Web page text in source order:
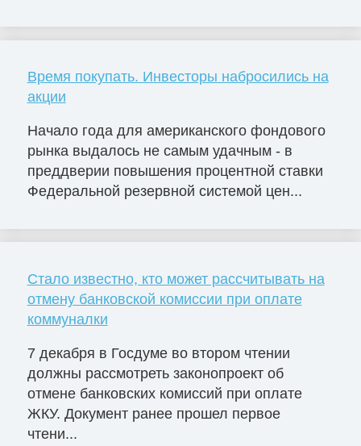
Время покупать. Инвесторы набросились на
акции
Начало года для американского фондового
рынка выдалось не самым удачным - в
преддверии повышения процентной ставки
Федеральной резервной системой цен...
Стало известно, кто может рассчитывать на
отмену банковской комиссии при оплате
коммуналки
7 декабря в Госдуме во втором чтении
должны рассмотреть законопроект об
отмене банковских комиссий при оплате
ЖКУ. Документ ранее прошел первое
чтени...